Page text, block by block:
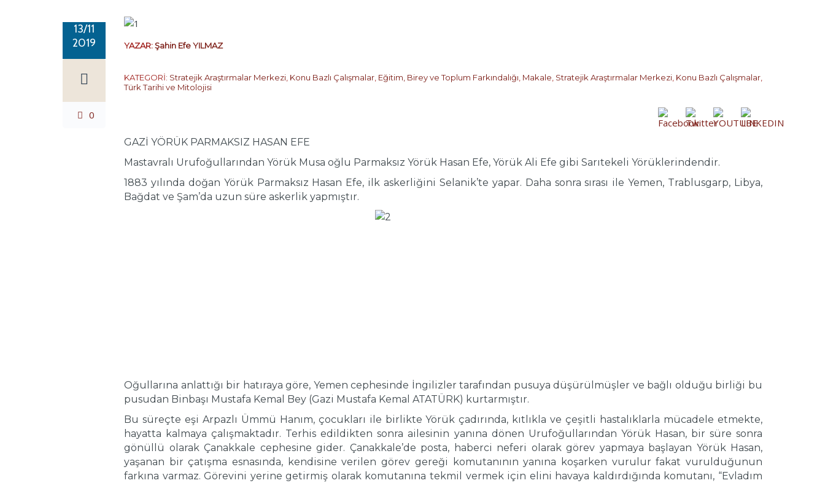
13/11
2019
0
YAZAR:Şahin Efe YILMAZ
KATEGORİ: Stratejik Araştırmalar Merkezi, Konu Bazlı Çalışmalar, Eğitim, Birey ve Toplum Farkındalığı, Makale, Stratejik Araştırmalar Merkezi, Konu Bazlı Çalışmalar,
Türk Tarihi ve Mitolojisi
GAZİ YÖRÜK PARMAKSIZ HASAN EFE
Mastavralı Urufoğullarından Yörük Musa oğlu Parmaksız Yörük Hasan Efe, Yörük Ali Efe gibi Sarıtekeli Yörüklerindendir.
1883 yılında doğan Yörük Parmaksız Hasan Efe, ilk askerliğini Selanik’te yapar. Daha sonra sırası ile Yemen, Trablusgarp, Libya,
Bağdat ve Şam’da uzun süre askerlik yapmıştır.
Oğullarına anlattığı bir hatıraya göre, Yemen cephesinde İngilizler tarafından pusuya düşürülmüşler ve bağlı olduğu birliği bu
pusudan Binbaşı Mustafa Kemal Bey (Gazi Mustafa Kemal ATATÜRK) kurtarmıştır.
Bu süreçte eşi Arpazlı Ümmü Hanım, çocukları ile birlikte Yörük çadırında, kıtlıkla ve çeşitli hastalıklarla mücadele etmekte,
hayatta kalmaya çalışmaktadır. Terhis edildikten sonra ailesinin yanına dönen Urufoğullarından Yörük Hasan, bir süre sonra
gönüllü olarak Çanakkale cephesine gider. Çanakkale’de posta, haberci neferi olarak görev yapmaya başlayan Yörük Hasan,
yaşanan bir çatışma esnasında, kendisine verilen görev gereği komutanının yanına koşarken vurulur fakat vurulduğunun
farkına varmaz. Görevini yerine getirmiş olarak komutanına tekmil vermek için elini havaya kaldırdığında komutanı, “Evladım